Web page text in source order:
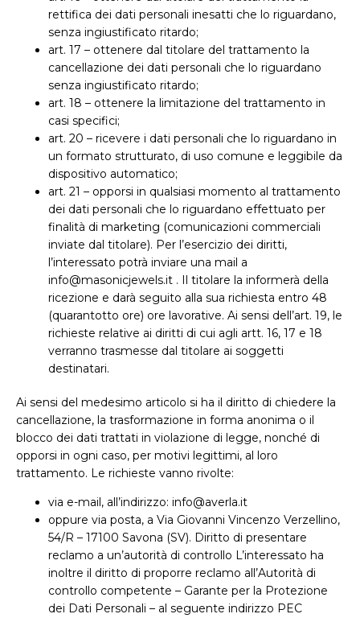
rettifica dei dati personali inesatti che lo riguardano,
senza ingiustificato ritardo;
art. 17 – ottenere dal titolare del trattamento la
cancellazione dei dati personali che lo riguardano
senza ingiustificato ritardo;
art. 18 – ottenere la limitazione del trattamento in
casi specifici;
art. 20 – ricevere i dati personali che lo riguardano in
un formato strutturato, di uso comune e leggibile da
dispositivo automatico;
art. 21 – opporsi in qualsiasi momento al trattamento
dei dati personali che lo riguardano effettuato per
finalità di marketing (comunicazioni commerciali
inviate dal titolare). Per l’esercizio dei diritti,
l’interessato potrà inviare una mail a
info@masonicjewels.it . Il titolare la informerà della
ricezione e darà seguito alla sua richiesta entro 48
(quarantotto ore) ore lavorative. Ai sensi dell’art. 19, le
richieste relative ai diritti di cui agli artt. 16, 17 e 18
verranno trasmesse dal titolare ai soggetti
destinatari.
Ai sensi del medesimo articolo si ha il diritto di chiedere la
cancellazione, la trasformazione in forma anonima o il
blocco dei dati trattati in violazione di legge, nonché di
opporsi in ogni caso, per motivi legittimi, al loro
trattamento. Le richieste vanno rivolte:
via e-mail, all’indirizzo: info@averla.it
oppure via posta, a Via Giovanni Vincenzo Verzellino,
54/R – 17100 Savona (SV). Diritto di presentare
reclamo a un’autorità di controllo L’interessato ha
inoltre il diritto di proporre reclamo all’Autorità di
controllo competente – Garante per la Protezione
dei Dati Personali – al seguente indirizzo PEC